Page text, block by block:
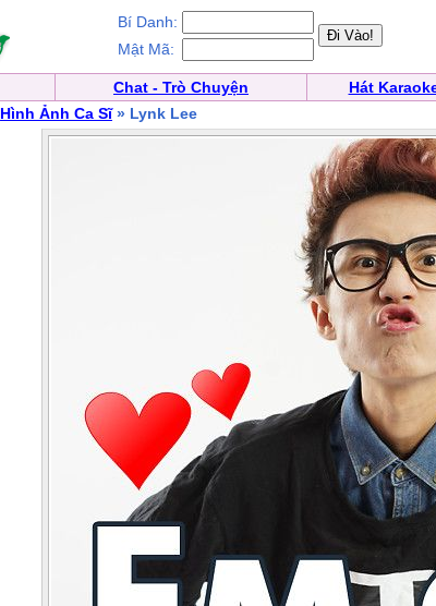
Bí Danh:
Mật Mã:
Chat - Trò Chuyện Hát
Hình Ảnh Ca Sĩ» Lynk Lee